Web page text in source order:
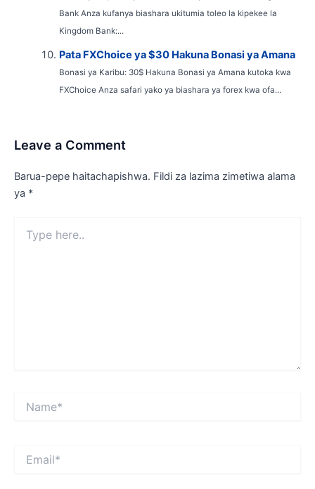
Bank Anza kufanya biashara ukitumia toleo la kipekee la
Kingdom Bank:...
Pata FXChoice ya $30 Hakuna Bonasi ya Amana
Bonasi ya Karibu: 30$ Hakuna Bonasi ya Amana kutoka kwa
FXChoice Anza safari yako ya biashara ya forex kwa ofa...
Leave a Comment
Barua-pepe haitachapishwa. Fildi za lazima zimetiwa alama
ya *
here..